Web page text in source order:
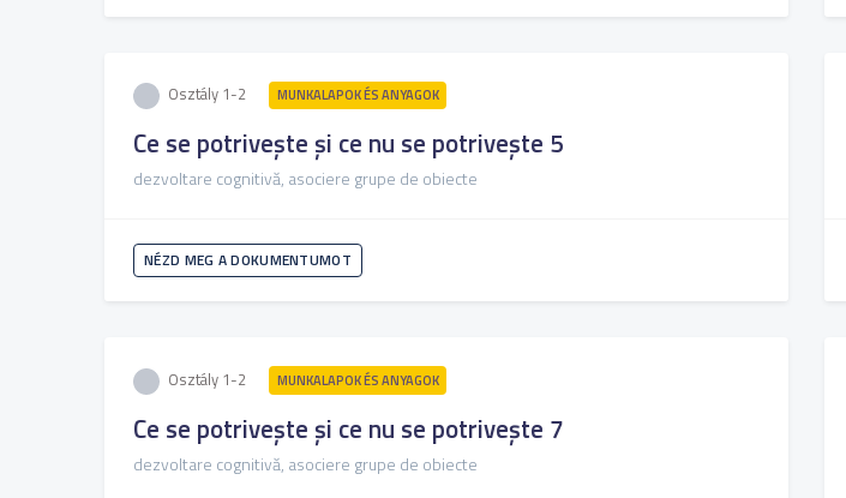
Osztály 1-2 MUNKALAPOK ÉS ANYAGOK
Ce se potrivește și ce nu se potrivește 5
dezvoltare cognitivă, asociere grupe de obiecte
NÉZD MEG A DOKUMENTUMOT
Osztály 1-2 MUNKALAPOK ÉS ANYAGOK
Ce se potrivește și ce nu se potrivește 7
dezvoltare cognitivă, asociere grupe de obiecte